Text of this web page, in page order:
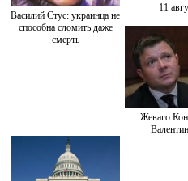
Василий Стус: украинца не
способна сломить даже
смерть
11
Жеваго